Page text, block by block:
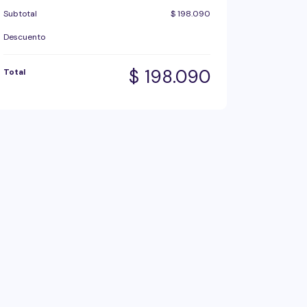
Subtotal $198.090
Descuento
Total $ 198.090